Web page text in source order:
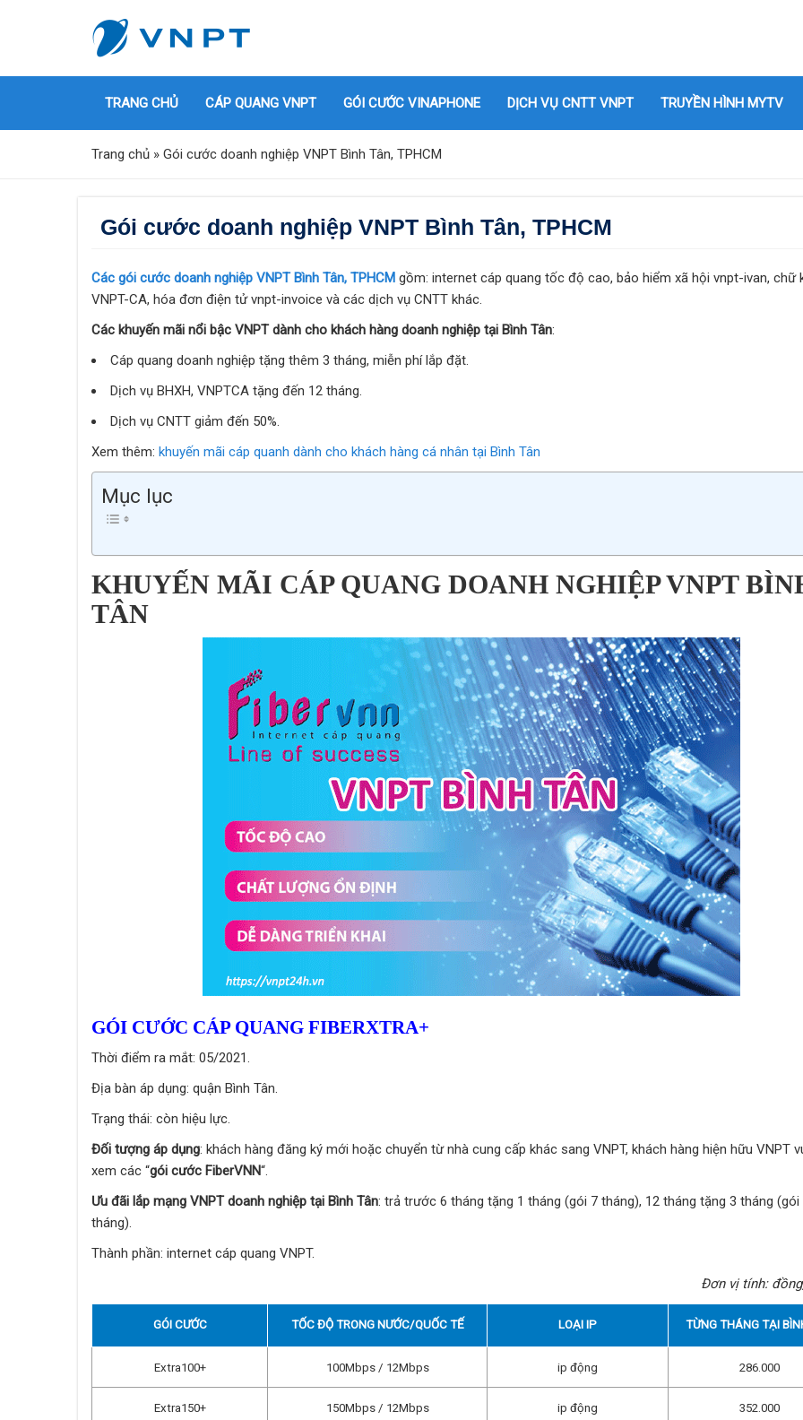
TRANG CHỦ CÁP QUANG VNPT GÓI CƯỚC VINAPHONE DỊCH VỤ CNTT VNPT TRUYỀN HÌNH MYTV
Trang chủ » Gói cước doanh nghiệp VNPT Bình Tân, TPHCM
Gói cước doanh nghiệp VNPT Bình Tân, TPHCM
Các gói cước doanh nghiệp VNPT Bình Tân, TPHCM gồm: internet cáp quang tốc độ cao, bảo hiểm xã hội vnpt-ivan, chữ
VNPT-CA, hóa đơn điện tử vnpt-invoice và các dịch vụ CNTT khác.
Các khuyến mãi nổi bậc VNPT dành cho khách hàng doanh nghiệp tại Bình Tân:
Cáp quang doanh nghiệp tặng thêm 3 tháng, miễn phí lắp đặt.
Dịch vụ BHXH, VNPTCA tặng đến 12 tháng.
Dịch vụ CNTT giảm đến 50%.
Xem thêm: khuyến mãi cáp quanh dành cho khách hàng cá nhân tại Bình Tân
Mục lục
KHUYẾN MÃI CÁP QUANG DOANH NGHIỆP VNPT
TÂN
GÓI CƯỚC CÁP QUANG FIBERXTRA+
Thời điểm ra mắt: 05/2021.
Địa bàn áp dụng: quận Bình Tân.
Trạng thái: còn hiệu lực.
Đối tượng áp dụng: khách hàng đăng ký mới hoặc chuyển từ nhà cung cấp khác sang VNPT, khách hàng hiện hữu VNPT
xem các “gói cước FiberVNN“.
Ưu đãi lắp mạng VNPT doanh nghiệp tại Bình Tân: trả trước 6 tháng tặng 1 tháng (gói 7 tháng), 12 tháng tặng 3 tháng (gói
tháng).
Thành phần: internet cáp quang VNPT.
Đơn vị tính:
GÓI CƯỚC TỐC ĐỘ TRONG NƯỚC/QUỐC TẾ LOẠI IP TỪNG THÁNG TẠI
Extra100+ 100Mbps / 12Mbps ip động 286.000
Extra150+ 150Mbps / 12Mbps ip động 352.000